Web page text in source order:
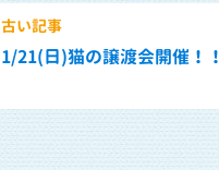
古い記事
1/21(日)猫の譲渡会開催！！